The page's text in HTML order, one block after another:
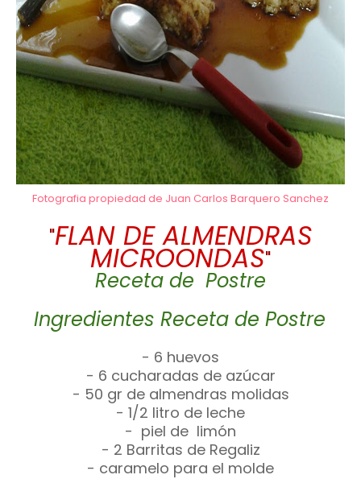
Fotografia propiedad de Juan Carlos Barquero Sanchez
"FLAN DE ALMENDRAS
MICROONDAS"
Receta de Postre
Ingredientes Receta de Postre
- 6 huevos
- 6 cucharadas de azúcar
- 50 gr de almendras molidas
- 1/2 litro de leche
- piel de limón
- 2 Barritas de Regaliz
- caramelo para el molde